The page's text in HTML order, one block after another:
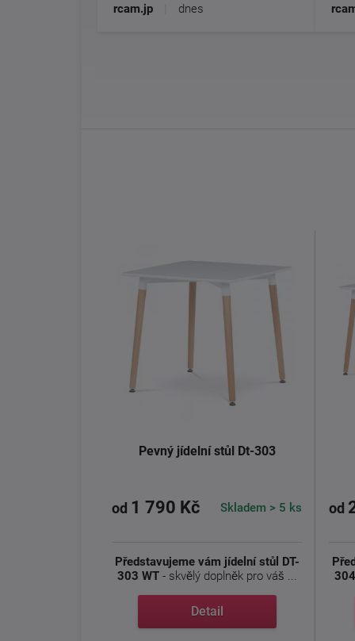
rcam.jp dnes
Pevný jídelní stůl Dt-303
od 1 790 Kč Skladem > 5 ks
Představujeme vám jídelní stůl DT-
303 WT- skvělý doplněk pro váš ...
Detail
od